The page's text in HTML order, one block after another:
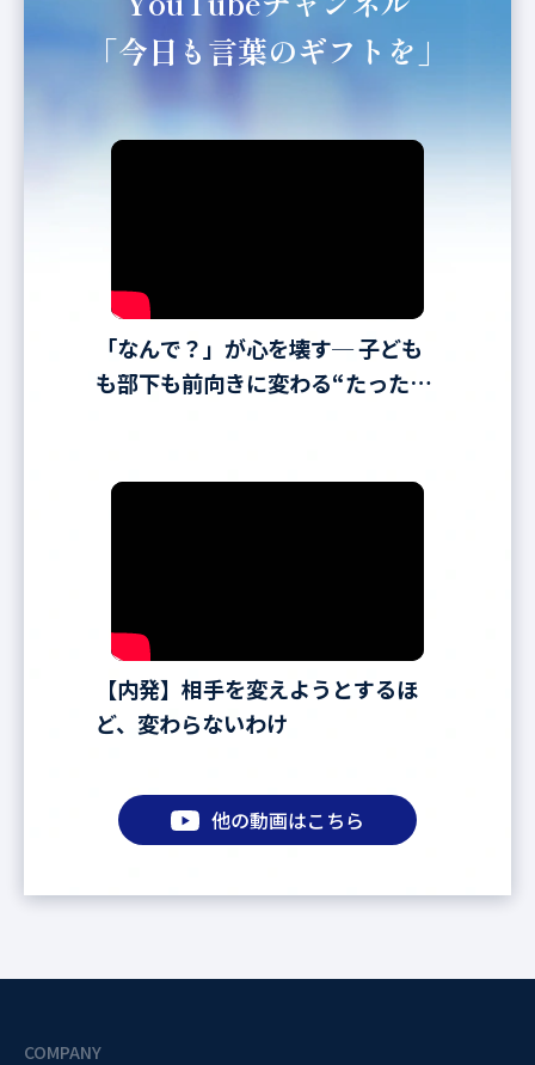
「今日も言葉のギフトを」
「なんで？」が心を壊す─ 子ども
も部下も前向きに変わる“たった一
【内発】相手を変えようとするほ
ど、変わらないわけ
他の動画はこちら
COMPANY